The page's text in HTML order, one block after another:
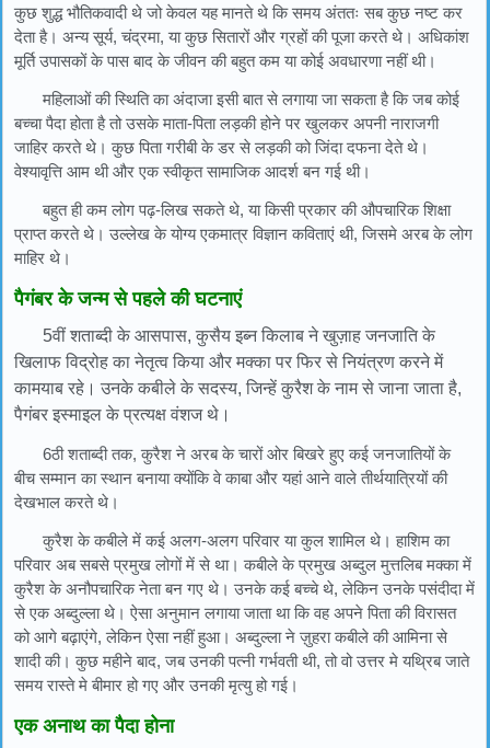
कुछ शुद्ध भौतिकवादी थे जो केवल यह मानते थे कि समय अंततः सब कुछ नष्ट कर
देता है। अन्य सूर्य, चंद्रमा, या कुछ सितारों और ग्रहों की पूजा करते थे। अधिकांश
मूर्ति उपासकों के पास बाद के जीवन की बहुत कम या कोई अवधारणा नहीं थी।
महिलाओं की स्थिति का अंदाजा इसी बात से लगाया जा सकता है कि जब कोई
बच्चा पैदा होता है तो उसके माता-पिता लड़की होने पर खुलकर अपनी नाराजगी
जाहिर करते थे। कुछ पिता गरीबी के डर से लड़की को जिंदा दफना देते थे।
वेश्यावृत्ति आम थी और एक स्वीकृत सामाजिक आदर्श बन गई थी।
बहुत ही कम लोग पढ़-लिख सकते थे, या किसी प्रकार की औपचारिक शिक्षा
प्राप्त करते थे। उल्लेख के योग्य एकमात्र विज्ञान कविताएं थी, जिसमे अरब के लोग
माहिर थे।
पैगंबर के जन्म से पहले की घटनाएं
5वीं शताब्दी के आसपास, कुसैय इब्न किलाब ने खुज़ाह जनजाति के
खिलाफ विद्रोह का नेतृत्व किया और मक्का पर फिर से नियंत्रण करने में
कामयाब रहे। उनके कबीले के सदस्य, जिन्हें कुरैश के नाम से जाना जाता है,
पैगंबर इस्माइल के प्रत्यक्ष वंशज थे।
6ठी शताब्दी तक, कुरैश ने अरब के चारों ओर बिखरे हुए कई जनजातियों के
बीच सम्मान का स्थान बनाया क्योंकि वे काबा और यहां आने वाले तीर्थयात्रियों की
देखभाल करते थे।
कुरैश के कबीले में कई अलग-अलग परिवार या कुल शामिल थे। हाशिम का
परिवार अब सबसे प्रमुख लोगों में से था। कबीले के प्रमुख अब्दुल मुत्तलिब मक्का में
कुरैश के अनौपचारिक नेता बन गए थे। उनके कई बच्चे थे, लेकिन उनके पसंदीदा में
से एक अब्दुल्ला थे। ऐसा अनुमान लगाया जाता था कि वह अपने पिता की विरासत
को आगे बढ़ाएंगे, लेकिन ऐसा नहीं हुआ। अब्दुल्ला ने ज़ुहरा कबीले की आमिना से
शादी की। कुछ महीने बाद, जब उनकी पत्नी गर्भवती थी, तो वो उत्तर मे यथ्रिब जाते
समय रास्ते मे बीमार हो गए और उनकी मृत्यु हो गई।
एक अनाथ का पैदा होना